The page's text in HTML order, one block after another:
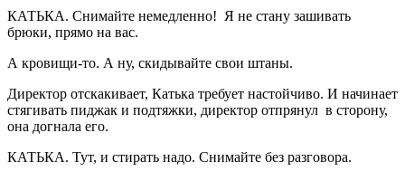
КАТЬКА. Снимайте немедленно! Я не стану зашивать
брюки, прямо на вас.
А кровищи-то. А ну, скидывайте свои штаны.
Директор отскакивает, Катька требует настойчиво. И начинает
стягивать пиджак и подтяжки, директор отпрянул в сторону,
она догнала его.
КАТЬКА. Тут, и стирать надо. Снимайте без разговора.